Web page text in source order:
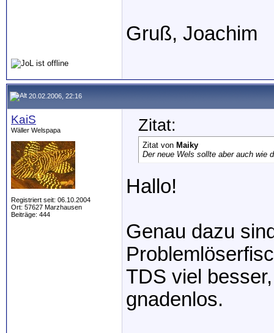
Gruß, Joachim
20.02.2006, 22:16
KaiS
Wäller Welspapa
Registriert seit: 06.10.2004
Ort: 57627 Marzhausen
Beiträge: 444
Zitat:
Zitat von Maiky
Der neue Wels sollte aber auch wie
Hallo!
Genau dazu
TDS viel
gnadenlos.